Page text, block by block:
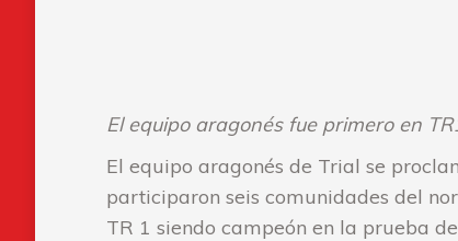
El equipo aragonés fue primero en
El equipo aragonés de Trial se
participaron seis comunidades del
TR 1 siendo campeón en la prueba